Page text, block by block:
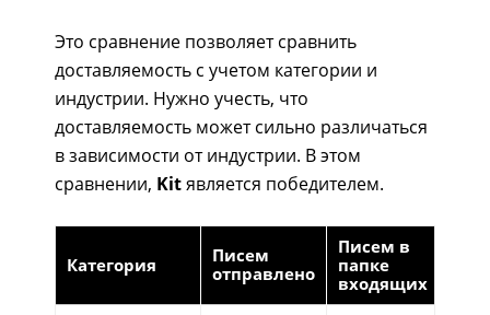
Это сравнение позволяет сравнить
доставляемость с учетом категории и
индустрии. Нужно учесть, что
доставляемость может сильно различаться
в зависимости от индустрии. В этом
сравнении, Kitявляется победителем.
Категория
Писем
отправлено
Писем в
папке
входящих